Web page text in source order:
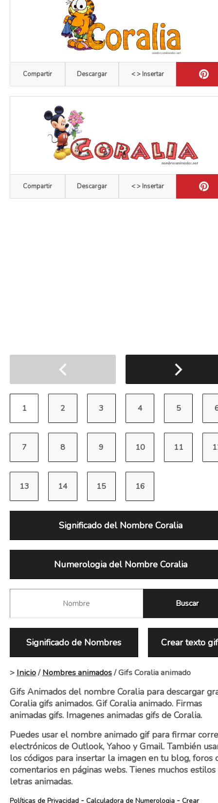
Compartir Descargar < > Insertar
Compartir Descargar < > Insertar
Significado del Nombre Coralia
Numerologia del Nombre Coralia
Significado de Nombres Crear texto gif
> Inicio/Nombres animados/ Gifs Coralia animado
Gifs Animados del nombre Coralia para descargar
Coralia gifs animados. Gif Coralia animado. Firmas
animadas gifs. Imagenes animadas gifs de Coralia.
Puedes usar el nombre animado gif para firmar
electrónicos de Outlook, Yahoo y Gmail. También
los códigos para insertar la imagen en tu blog, foros
comentarios en páginas webs. Tienes muchos estilos
letras animadas.
Políticas de Privacidad - Calculadora de Numerologia - Crear